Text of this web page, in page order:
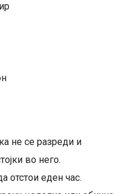
не се разреди и
во него.
отстои еден час.